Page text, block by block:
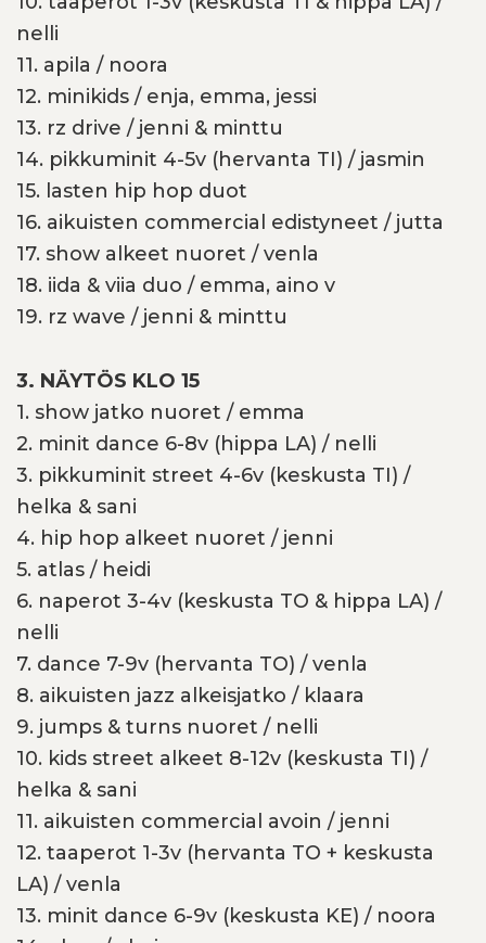
nelli
11. apila / noora
12. minikids / enja, emma, jessi
13. rz drive / jenni & minttu
14. pikkuminit 4-5v (hervanta TI) / jasmin
15. lasten hip hop duot
16. aikuisten commercial edistyneet / jutta
17. show alkeet nuoret / venla
18. iida & viia duo / emma, aino v
19. rz wave / jenni & minttu
3. NÄYTÖS KLO 15
1. show jatko nuoret / emma
2. minit dance 6-8v (hippa LA) / nelli
3. pikkuminit street 4-6v (keskusta TI) /
helka & sani
4. hip hop alkeet nuoret / jenni
5. atlas / heidi
6. naperot 3-4v (keskusta TO & hippa LA) /
nelli
7. dance 7-9v (hervanta TO) / venla
8. aikuisten jazz alkeisjatko / klaara
9. jumps & turns nuoret / nelli
10. kids street alkeet 8-12v (keskusta TI) /
helka & sani
11. aikuisten commercial avoin / jenni
12. taaperot 1-3v (hervanta TO + keskusta
LA) / venla
13. minit dance 6-9v (keskusta KE) / noora